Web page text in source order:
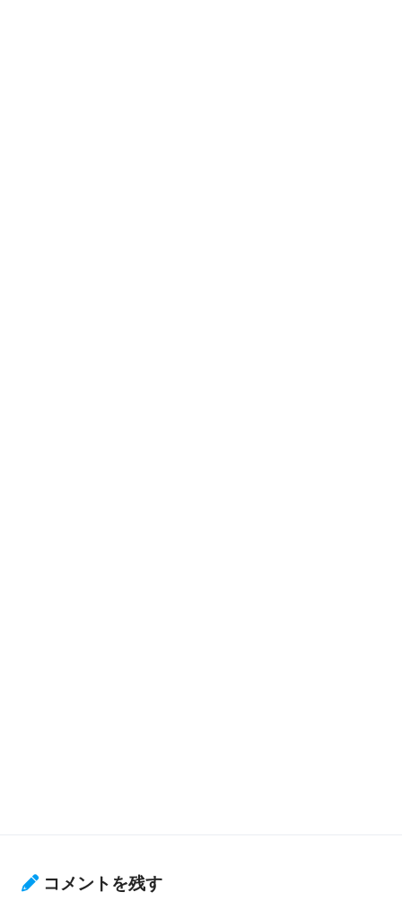
コメントを残す